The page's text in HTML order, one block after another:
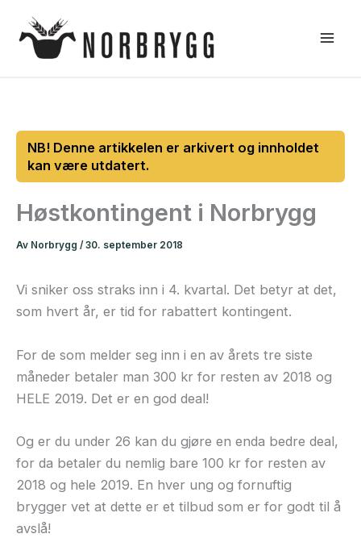
rett
Høstkontingent i Norbrygg
Av Norbrygg / 30. september 2018
Vi sniker oss straks inn i 4. kvartal. Det betyr at det,
som hvert år, er tid for rabattert kontingent.
For de som melder seg inn i en av årets tre siste
måneder betaler man 300 kr for resten av 2018 og
HELE 2019. Det er en god deal!
Og er du under 26 kan du gjøre en enda bedre deal,
for da betaler du nemlig bare 100 kr for resten av
2018 og hele 2019. En hver ung og fornuftig
brygger vet at dette er et tilbud som er for godt til å
avslå!